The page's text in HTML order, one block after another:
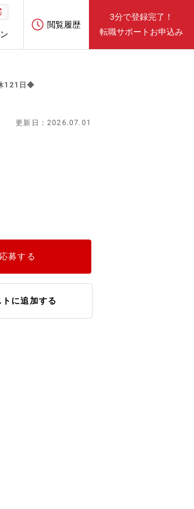
閲覧履歴
3分で登録完了！
転職サポートお申込み
121日◆
更新日：2026.07.01
募する
に追加する